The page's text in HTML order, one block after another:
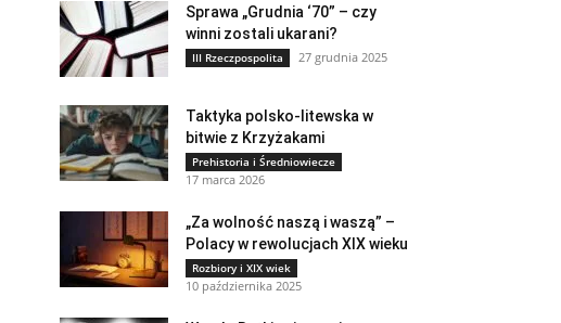
Sprawa „Grudnia ‘70” – czy
winni zostali ukarani?
III Rzeczpospolita 27 grudnia 2025
Taktyka polsko-litewska w
bitwie z Krzyżakami
Prehistoria i Średniowiecze
17 marca 2026
„Za wolność naszą i waszą” –
Polacy w rewolucjach XIX wieku
Rozbiory i XIX wiek
10 października 2025